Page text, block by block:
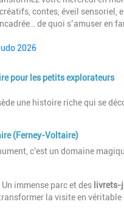
contes, éveil sensoriel,
de quoi s’amuser en
2026
pour les petits explorateurs
une histoire riche qui se
(Ferney-Voltaire)
c'est un domaine
Un immense parc et des livrets-
la visite en véritable